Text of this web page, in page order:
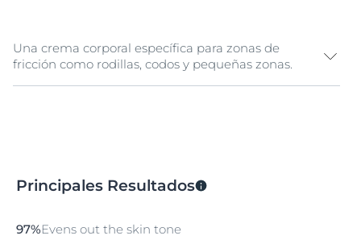
Una crema corporal específica para zonas de
fricción como rodillas, codos y pequeñas zonas.
desencadenarhiperpigmentación
hiperpigmentaciónaparece como manchas oscuras y
manchas solares) que hacen que la piel luzca desigual.
Principales Resultados
97%Evens out the skin tone​